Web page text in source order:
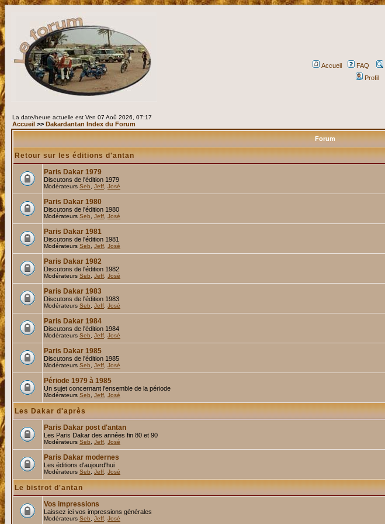
Accueil FAQ
Profil
La date/heure actuelle est Ven 07 Aoû 2026, 07:17
Accueil >> Dakardantan Index du Forum
Forum
Retour sur les éditions d'antan
Paris Dakar 1979
Discutons de l'édition 1979
Modérateurs Seb Jeff José
Paris Dakar 1980
Discutons de l'édition 1980
Modérateurs Seb Jeff José
Paris Dakar 1981
Discutons de l'édition 1981
Modérateurs Seb Jeff José
Paris Dakar 1982
Discutons de l'édition 1982
Modérateurs Seb Jeff José
Paris Dakar 1983
Discutons de l'édition 1983
Modérateurs Seb Jeff José
Paris Dakar 1984
Discutons de l'édition 1984
Modérateurs Seb Jeff José
Paris Dakar 1985
Discutons de l'édition 1985
Modérateurs Seb Jeff José
Période 1979 à 1985
Un sujet concernant l'ensemble de la période
Modérateurs Seb Jeff José
Les Dakar d'après
Paris Dakar post d'antan
Les Paris Dakar des années fin 80 et 90
Modérateurs Seb Jeff José
Paris Dakar modernes
Les éditions d'aujourd'hui
Modérateurs Seb Jeff José
Le bistrot d'antan
Vos impressions
Laissez ici vos impressions générales
Modérateurs Seb Jeff José